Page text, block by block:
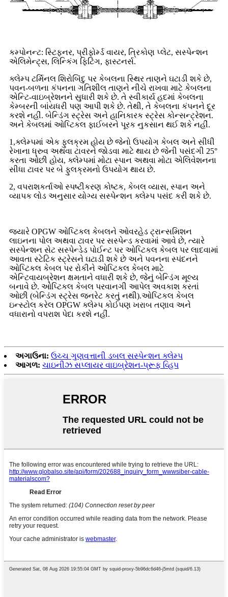
કમ્પોનન્ટ: સ્ટિફનર, પ્રીફોર્મ્ડ વાયર, ત્રિકોણ પ્લેટ, સસ્પેન્શન
એલિમેન્ટ્સ, લિન્કિંગ ફિટિંગ, ફાસ્ટનર્સ.
ક્લેમ્પ ટર્મિનલ શિરોબિંદુ પર કેબલના સ્થિર તાણને ઘટાડી શકે છે,
પવન-બળના કંપનના ગતિશીલ તાણને નીચે રાખવા માટે કેબલના
એન્ટિ-વાઇબ્રેશનને સુધારી શકે છે. તે સ્વીકાર્ય હદમાં કેબલના
કેમ્બરની બાંયધરી પણ આપી શકે છે. તેથી, તે કેબલના કંપનને દૂર
કરશે નહીં. બેન્ડિંગ સ્ટ્રેસ અને હાનિકારક સ્ટ્રેસ કોન્સન્ટ્રેશન.
અને કેબલમાં ઓપ્ટિકલ ફાઈબરને પૂરક નુકસાન થઈ શકે નહીં.
1,ક્લેમ્પમાં એક ફુલક્રમ હોય છે જેનો ઉપયોગ કેબલ અને સીધી
રેખાના ધ્રુવ અથવા ટાવરને જોડવા માટે થાય છે જેની પસંદગી 25°
કરતા ઓછી હોય, ક્લેમ્પમાં મોટા સ્પાન અથવા મોટા એલિવેશનના
સીધા ટાવર પર બે ફુલક્રમનો ઉપયોગ થાય છે.
2, વપરાશકર્તાઓ સ્પષ્ટીકરણ કોષ્ટક, કેબલ વ્યાસ, સ્પાન અને
વ્યાપક લોડ અનુસાર યોગ્ય સસ્પેન્શન ક્લેમ્પ પસંદ કરી શકે છે.
જ્યારે OPGW ઓપ્ટિકલ કેબલને ઓવરહેડ ટ્રાન્સમિશન
લાઇનના પોલ અથવા ટાવર પર સસ્પેન્ડ કરવામાં આવે છે, ત્યારે
સસ્પેન્શન સેટ સસ્પેન્ડેડ પોઈન્ટ પર ઓપ્ટિકલ કેબલ પર લાદવામાં
આવતા સ્ટેટિક સ્ટ્રેસને ઘટાડી શકે છે અને પવનના સ્પંદનને
ઓપ્ટિકલ કેબલ પર રોકીને ઓપ્ટિકલ કેબલ માટે
એન્ટિવાયબ્રેશન ક્ષમતાને વધારી શકે છે, જેનું બેન્ડિંગ મૂલ્ય
બનાવે છે. ઓપ્ટિકલ કેબલ પરવાનગી આપેલ અવકાશ કરતાં
ઓછી (બેન્ડિંગ સ્ટ્રેસ જનરેટ કરતું નથી).ઓપ્ટિકલ કેબલ
ઇન્સ્ટોલ કરેલ OPGW ક્લેમ્પ કોઈપણ ખરાબ તણાવ અને
વધારાનો વપરાશ પેદા કરશે નહીં.
અગાઉના: ઉચ્ચ ગુણવત્તાની ડબલ સસ્પેન્શન ક્લેમ્પ
આગળ: ચાઇનીઝ સપ્લાયર વાઇબ્રેશન-પ્રૂફ વ્હિપ